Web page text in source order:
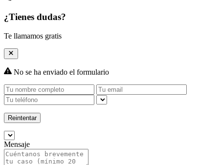
¿Tienes dudas?
Te llamamos gratis
No se ha enviado el formulario
Reintentar
Mensaje